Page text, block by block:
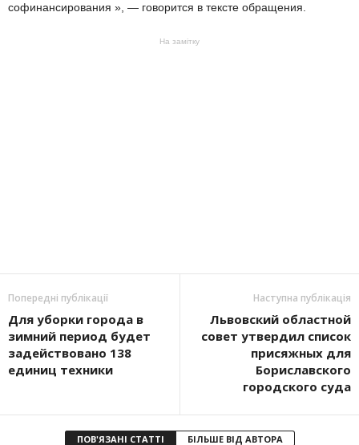
софинансирования », — говорится в тексте обращения.
На замітку
Попередні публікації
Для уборки города в
зимний период будет
задействовано 138
единиц техники
Наступна публікація
Львовский областной
совет утвердил список
присяжных для
Бориславского
городского суда
ПОВ'ЯЗАНІ СТАТТІ БІЛЬШЕ ВІД АВТОРА